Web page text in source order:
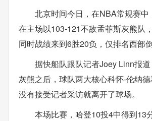
北京时间今日，在NBA常规赛中
在主场以103-121不敌孟菲斯灰熊队
同时战绩来到6胜20负，仅排名西部倒
据快船队跟队记者Joey Linn报
灰熊之后，球队两大核心科怀-伦纳
没有接受记者采访就离开了球场。
本场比赛，哈登10投4中得到13